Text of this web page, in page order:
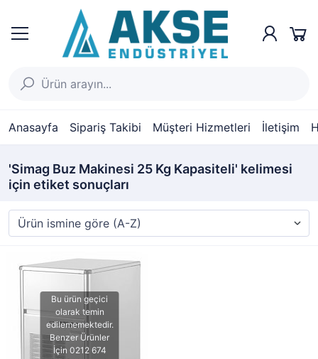
Anasayfa Sipariş Takibi Müşteri Hizmetleri İletişim
'Simag Buz Makinesi 25 Kg Kapasiteli' kelimesi
için etiket sonuçları